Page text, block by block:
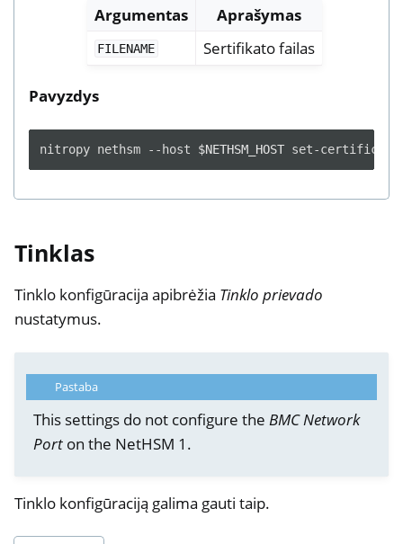
Argumentas Aprašymas
FILENAME Sertifikato failas
Pavyzdys
nitropy nethsm --host $NETHSM_HOST set-certificate
Tinklas
Tinklo konfigūracija apibrėžia Tinklo prievado
nustatymus.
Pastaba
This settings do not configure the BMC Network
Porton the NetHSM 1.
Tinklo konfigūraciją galima gauti taip.